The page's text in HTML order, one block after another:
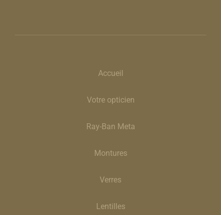
Accueil
Votre opticien
Ray-Ban Meta
Montures
Verres
Lentilles